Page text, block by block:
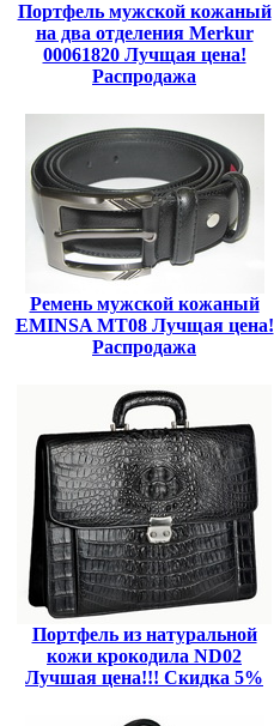
Портфель мужской кожаный
на два отделения Merkur
00061820 Лучщая цена!
Распродажа
Ремень мужской кожаный
EMINSA MT08 Лучщая цена!
Распродажа
Портфель из натуральной
кожи крокодила ND02
Лучшая цена!!! Скидка 5%